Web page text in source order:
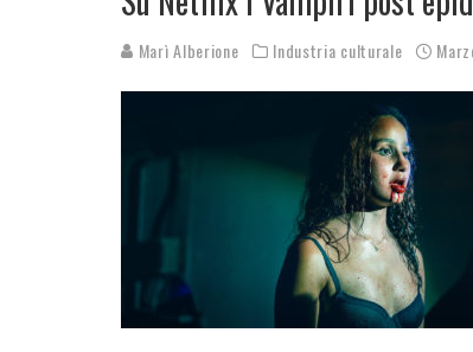
Marì Alberione Industria culturale